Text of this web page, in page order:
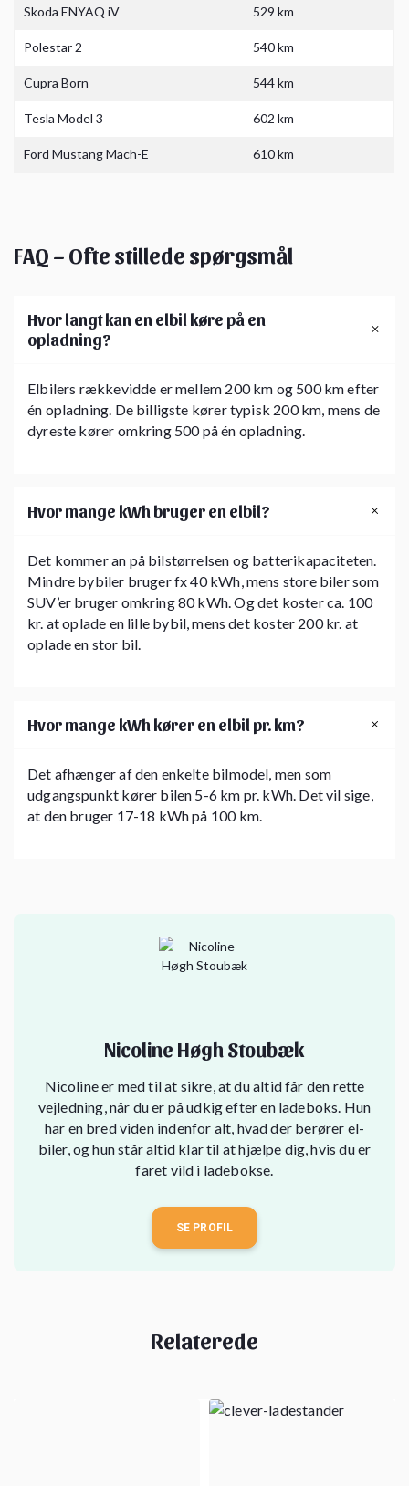
Skoda ENYAQ iV 529 km
Polestar 2 540 km
Cupra Born 544 km
Tesla Model 3 602 km
Ford Mustang Mach-E 610 km
FAQ – Ofte stillede spørgsmål
Hvor langt kan en elbil køre på en
opladning?
Elbilers rækkevidde er mellem 200 km og 500 km efter
én opladning. De billigste kører typisk 200 km, mens de
dyreste kører omkring 500 på én opladning.
Hvor mange kWh bruger en elbil?
Det kommer an på bilstørrelsen og batterikapaciteten.
Mindre bybiler bruger fx 40 kWh, mens store biler som
SUV’er bruger omkring 80 kWh. Og det koster ca. 100
kr. at oplade en lille bybil, mens det koster 200 kr. at
oplade en stor bil.
Hvor mange kWh kører en elbil pr. km?
Det afhænger af den enkelte bilmodel, men som
udgangspunkt kører bilen 5-6 km pr. kWh. Det vil sige,
at den bruger 17-18 kWh på 100 km.
Nicoline Høgh Stoubæk
Nicoline er med til at sikre, at du altid får den rette
vejledning, når du er på udkig efter en ladeboks. Hun
har en bred viden indenfor alt, hvad der berører el-
biler, og hun står altid klar til at hjælpe dig, hvis du er
faret vild i ladebokse.
SE PROFIL
Relaterede